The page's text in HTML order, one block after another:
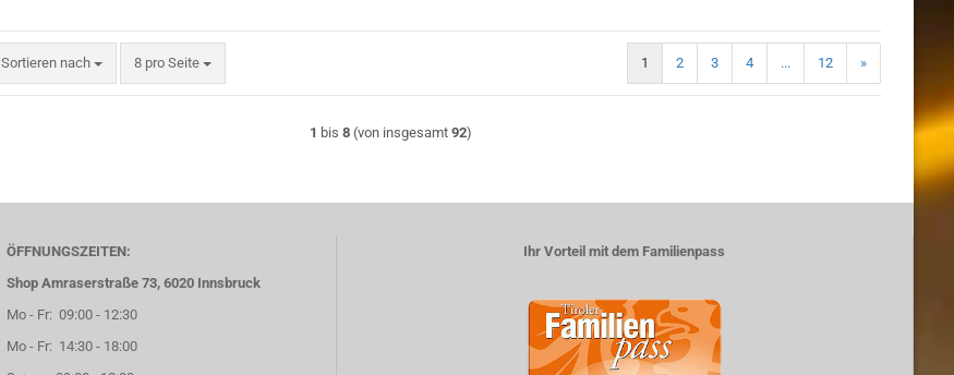
Sortieren nach
Sortieren nach 8 pro Seite
pro Seite 1 2 3 4 ... 12 »
1 bis 8(von insgesamt 92)
ÖFFNUNGSZEITEN:
Shop Amraserstraße 73, 6020 Innsbruck
Mo - Fr: 09:00 - 12:30
Mo - Fr: 14:30 - 18:00
Ihr Vorteil mit dem Familienpass